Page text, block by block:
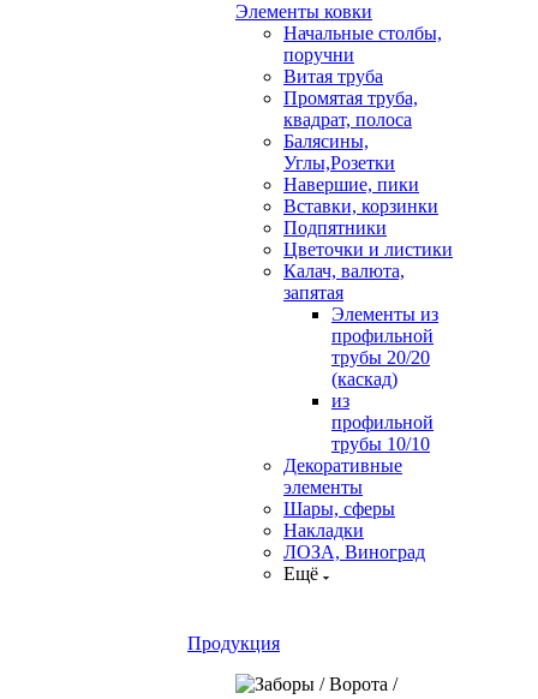
Элементы ковки
Начальные столбы,
поручни
Витая труба
Промятая труба,
квадрат, полоса
Балясины,
Углы,Розетки
Навершие, пики
Вставки, корзинки
Подпятники
Цветочки и листики
Калач, валюта,
запятая
Элементы из
профильной
трубы 20/20
(каскад)
из
профильной
трубы 10/10
Декоративные
элементы
Шары, сферы
Накладки
ЛОЗА, Виноград
Ещё
Продукция